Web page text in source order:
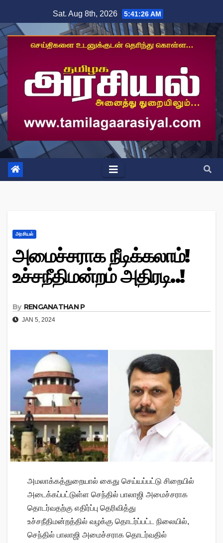
to
content
Sat. Aug 8th, 2026 5:41:27 AM
அரசியல்
அமைச்சராக நீடிக்கலாம்!
உச்சநீதிமன்றம் அதிரடி..!
By RENGANATHAN P
JAN 5, 2024
அமலாக்கத்துறையால் கைது செய்யப்பட்டு சிறையில்
அடைக்கப்பட்டுள்ள செந்தில் பாலாஜி அமைச்சராக
தொடர்வதற்கு எதிர்ப்பு தெரிவித்து
உச்சநீதிமன்றத்தில் வழக்கு தொடர்ப்பட்ட நிலையில்,
செந்தில் பாலாஜி அமைச்சராக தொடர்வதில்